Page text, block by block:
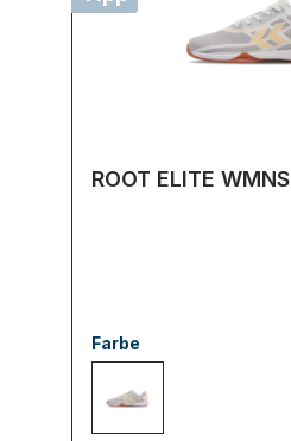
ROOT ELITE WMNS
Farbe
9143 WHITE/ORANGE